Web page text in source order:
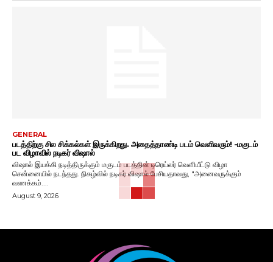
GENERAL
படத்திற்கு சில சிக்கல்கள் இருக்கிறது. அதைத்தாண்டி படம் வெளிவரும்! -மகுடம்
பட விழாவில் நடிகர் விஷால்
விஷால் இயக்கி நடித்திருக்கும் மகுடம் படத்தின் டிரெய்லர் வெளியீட்டு விழா
சென்னையில் நடந்தது. நிகழ்வில் நடிகர் விஷால் பேசியதாவது, "அனைவருக்கும்
வணக்கம்....
August 9, 2026